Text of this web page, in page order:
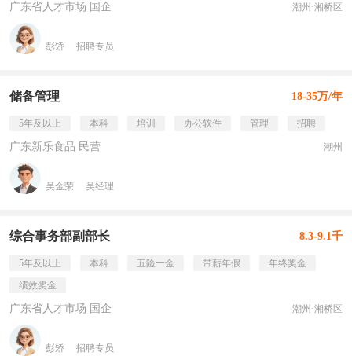
广东省人才市场 国企 潮州·湘桥区
彭矫 招聘专员
储备管理 18-35万/年
5年及以上 本科 培训 办公软件 管理 招聘
广东新乐食品 民营 潮州
吴金荣 吴经理
综合事务部副部长 8.3-9.1千
5年及以上 本科 五险一金 带薪年假
年终奖金
绩效奖金
广东省人才市场 国企 潮州·湘桥区
彭矫 招聘专员